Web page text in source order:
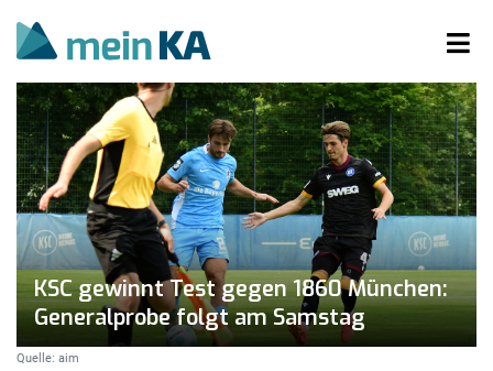
KSC gewinnt Test gegen 1860 München:
Generalprobe folgt am Samstag
Quelle: aim